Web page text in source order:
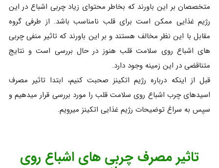
متخصصان بر این باورند که بخاطر محتوای زیاد چربی اشباع در این
رژیم غذایی ممکن است برای قلب نامناسب باشد. از طرفی گروه
مقابل با این نظر مخالف هستند و بر این باورند که تاثیر منفی چربی
های اشباع روی سلامت قلب هنوز در حال بررسی است و نتایج
متناقضی در این زمینه وجود دارد.
قبل از اینکه درباره رژیم اتکینز صحبت کنیم، ابتدا تاثیر مصرف
اسیدهای چرب اشباع روی سلامت قلب را مورد بررسی قرار میدهیم و
سپس به سراغ توضیحات رژیم غذایی اتکینز میرویم.
تاثیر مصرف چربی های اشباع روی